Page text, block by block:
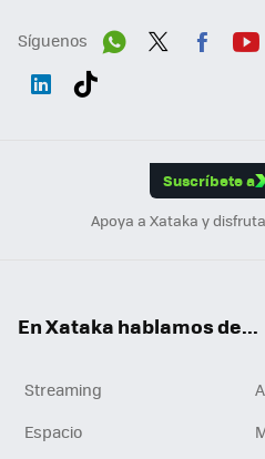
Síguenos
Suscríbete a
Apoya a Xataka y
En Xataka hablamos de...
Streaming
Espacio